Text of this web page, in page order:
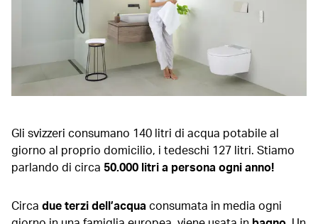
Gli svizzeri consumano 140 litri di acqua potabile al
giorno al proprio domicilio, i tedeschi 127 litri. Stiamo
parlando di circa 50.000 litri a persona ogni anno!
Circa due terzi dell’acqua consumata in media ogni